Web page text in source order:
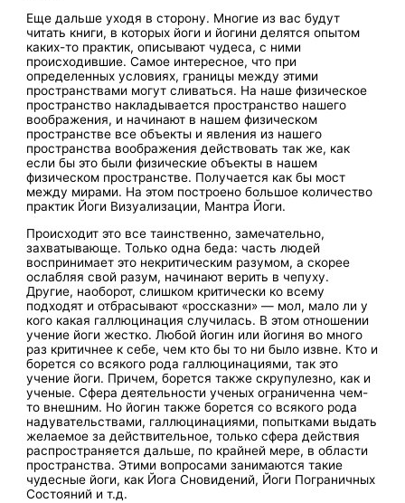
Еще дальше уходя в сторону. Многие из вас будут
читать книги, в которых йоги и йогини делятся опытом
каких-то практик, описывают чудеса, с ними
происходившие. Самое интересное, что при
определенных условиях, границы между этими
пространствами могут сливаться. На наше физическое
пространство накладывается пространство нашего
воображения, и начинают в нашем физическом
пространстве все объекты и явления из нашего
пространства воображения действовать так же, как
если бы это были физические объекты в нашем
физическом пространстве. Получается как бы мост
между мирами. На этом построено большое количество
практик Йоги Визуализации, Мантра Йоги.
Происходит это все таинственно, замечательно,
захватывающе. Только одна беда: часть людей
воспринимает это некритическим разумом, а скорее
ослабляя свой разум, начинают верить в чепуху.
Другие, наоборот, слишком критически ко всему
подходят и отбрасывают «россказни» — мол, мало ли у
кого какая галлюцинация случилась. В этом отношении
учение йоги жестко. Любой йогин или йогиня во много
раз критичнее к себе, чем кто бы то ни было извне. Кто и
борется со всякого рода галлюцинациями, так это
учение йоги. Причем, борется также скрупулезно, как и
ученые. Сфера деятельности ученых ограниченна чем-
то внешним. Но йогин также борется со всякого рода
надувательствами, галлюцинациями, попытками выдать
желаемое за действительное, только сфера действия
распространяется дальше, по крайней мере, в области
пространства. Этими вопросами занимаются такие
чудесные йоги, как Йога Сновидений, Йоги Пограничных
Состояний и т.д.